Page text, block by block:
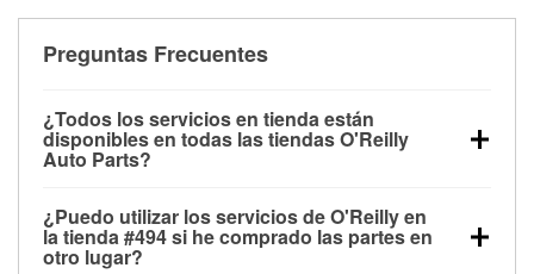
Preguntas Frecuentes
¿Todos los servicios en tienda están
disponibles en todas las tiendas O'Reilly
Auto Parts?
las pruebas de batería, pruebas de alternador y
motor de arranque, revisión de la luz “Check Engine”
¿Puedo utilizar los servicios de O'Reilly en
la tienda #494 si he comprado las partes en
otro lugar?